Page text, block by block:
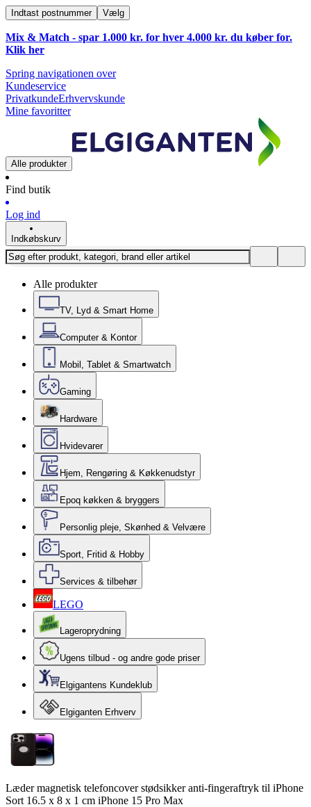
Indtast postnummer Vælg
Mix & Match - spar 1.000 kr. for hver 4.000 kr. du køber for.
Klik her
Spring navigationen over
Kundeservice
PrivatkundeErhvervskunde
Mine favoritter
Alle produkter
Find butik
Log ind
Indkøbskurv
Alle produkter
TV, Lyd & Smart Home
Computer & Kontor
Mobil, Tablet & Smartwatch
Gaming
Hardware
Hvidevarer
Hjem, Rengøring & Køkkenudstyr
Epoq køkken & bryggers
Personlig pleje, Skønhed & Velvære
Sport, Fritid & Hobby
Services & tilbehør
LEGO
Lageroprydning
Ugens tilbud - og andre gode priser
Elgigantens Kundeklub
Elgiganten Erhverv
Læder magnetisk telefoncover stødsikker anti-fingeraftryk til iPhone
Sort 16.5 x 8 x 1 cm iPhone 15 Pro Max